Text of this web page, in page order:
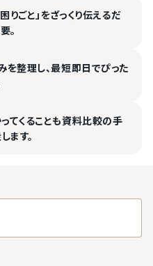
りごと」をざっくり伝えるだ
。
を整理し、最短即日でぴった
てくることも資料比較の手
ます。